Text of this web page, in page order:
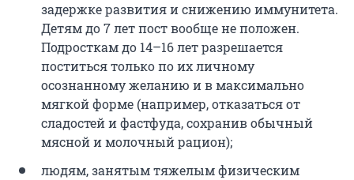
задержке развития и снижению иммунитета.
Детям до 7 лет пост вообще не положен.
Подросткам до 14–16 лет разрешается
поститься только по их личному
осознанному желанию и в максимально
мягкой форме (например, отказаться от
сладостей и фастфуда, сохранив обычный
мясной и молочный рацион);
людям, занятым тяжелым физическим